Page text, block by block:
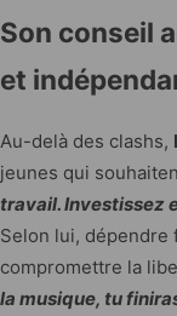
Son conseil
et
Au-delà des clashs,
jeunes qui
travail. Investissez
Selon lui, dépendre
compromettre la
la musique, tu